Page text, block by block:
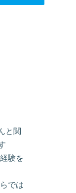
と関
験を
では